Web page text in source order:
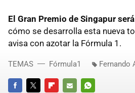
El Gran Premio de Singapur
cómo se desarrolla esta nueva
avisa con azotar la Fórmula 1.
TEMAS Fórmula1 Fernando